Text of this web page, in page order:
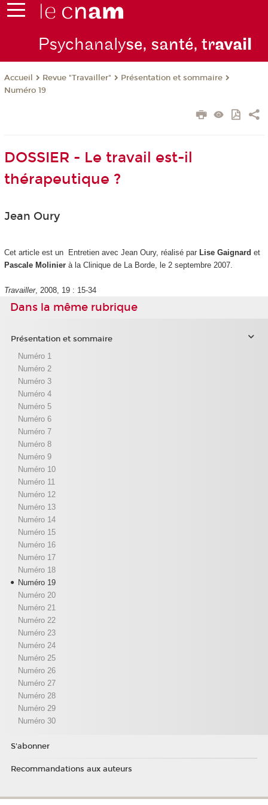
Psychanalyse, santé, travail
Accueil Revue "Travailler"
Présentation et sommaire
Numéro 19
DOSSIER - Le travail est-il
thérapeutique ?
Jean Oury
Cet article est un Entretien avec Jean Oury, réalisé parLise Gaignard et
Pascale Molinierà la Clinique de La Borde, le 2 septembre 2007.
Travailler, 2008, 19 : 15-34
Dans la même rubrique
Présentation et sommaire
Numéro 1
Numéro 2
Numéro 3
Numéro 4
Numéro 5
Numéro 6
Numéro 7
Numéro 8
Numéro 9
Numéro 10
Numéro 11
Numéro 12
Numéro 13
Numéro 14
Numéro 15
Numéro 16
Numéro 17
Numéro 18
Numéro 19
Numéro 20
Numéro 21
Numéro 22
Numéro 23
Numéro 24
Numéro 25
Numéro 26
Numéro 27
Numéro 28
Numéro 29
Numéro 30
S'abonner
Recommandations aux auteurs